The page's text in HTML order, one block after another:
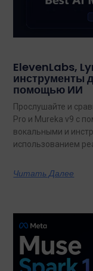
ElevenLabs,
инструменты
помощью ИИ
Прослушайте и
Pro и Mureka v9 с
вокальными и
использованием
Читать Далее